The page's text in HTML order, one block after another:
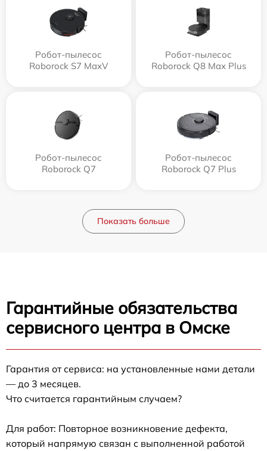
Робот-пылесос
Roborock S7 MaxV
Робот-пылесос
Roborock Q8 Max Plus
Робот-пылесос
Roborock Q7
Робот-пылесос
Roborock Q7 Plus
Показать больше
Гарантийные обязательства
сервисного центра в Омске
Гарантия от сервиса: на установленные нами детали
— до 3 месяцев.
Что считается гарантийным случаем?
Для работ: Повторное возникновение дефекта,
который напрямую связан с выполненной работой